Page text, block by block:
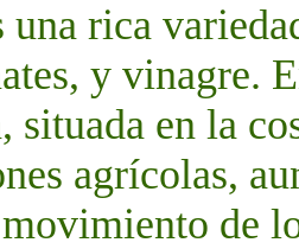
una rica
y vinagre.
situada en la
agrícolas,
de